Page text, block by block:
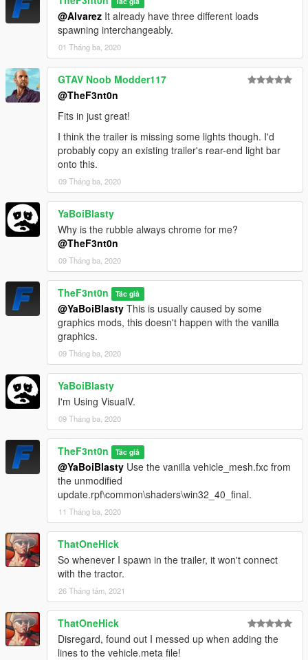
@Alvarez It already have three different loads
spawning interchangeably.
01 Tháng ba, 2020
GTAV Noob Modder117
@TheF3nt0n
Fits in just great!
I think the trailer is missing some lights though. I'd
probably copy an existing trailer's rear-end light bar
onto this.
09 Tháng ba, 2020
YaBoiBlasty
Why is the rubble always chrome for me?
@TheF3nt0n
09 Tháng ba, 2020
TheF3nt0n Tác giả
@YaBoiBlasty This is usually caused by some
graphics mods, this doesn't happen with the vanilla
graphics.
09 Tháng ba, 2020
YaBoiBlasty
I'm Using VisualV.
09 Tháng ba, 2020
TheF3nt0n Tác giả
@YaBoiBlasty Use the vanilla vehicle_mesh.fxc from
the unmodified
update.rpf\common\shaders\win32_40_final.
11 Tháng ba, 2020
ThatOneHick
So whenever I spawn in the trailer, it won't connect
with the tractor.
26 Tháng tám, 2021
ThatOneHick
Disregard, found out I messed up when adding the
lines to the vehicle.meta file!